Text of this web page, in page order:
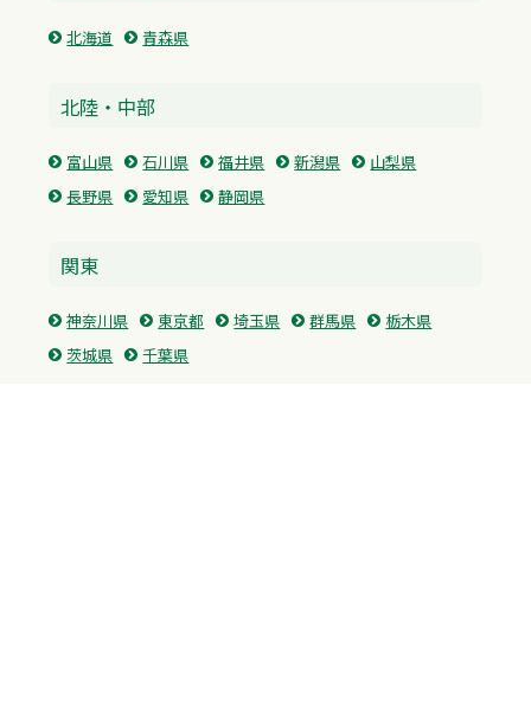
北海道 青森県
北陸・中部
富山県 石川県 福井県 新潟県
山梨県
長野県
愛知県 静岡県
関東
神奈川県 東京都 埼玉県 群馬県
栃木県
茨城県
千葉県